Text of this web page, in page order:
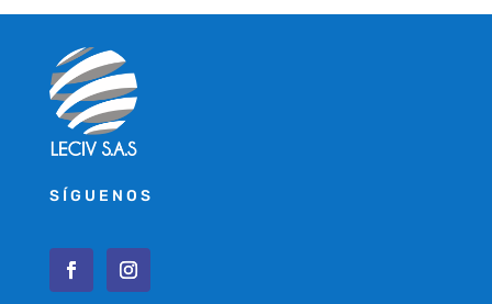
SÍGUENOS